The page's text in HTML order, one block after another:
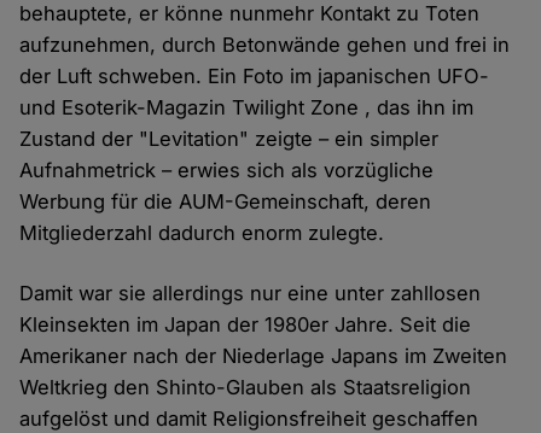
behauptete, er könne nunmehr Kontakt zu Toten
aufzunehmen, durch Betonwände gehen und frei in
der Luft schweben. Ein Foto im japanischen UFO-
und Esoterik-Magazin Twilight Zone , das ihn im
Zustand der "Levitation" zeigte – ein simpler
Aufnahmetrick – erwies sich als vorzügliche
Werbung für die AUM-Gemeinschaft, deren
Mitgliederzahl dadurch enorm zulegte.
Damit war sie allerdings nur eine unter zahllosen
Kleinsekten im Japan der 1980er Jahre. Seit die
Amerikaner nach der Niederlage Japans im Zweiten
Weltkrieg den Shinto-Glauben als Staatsreligion
aufgelöst und damit Religionsfreiheit geschaffen